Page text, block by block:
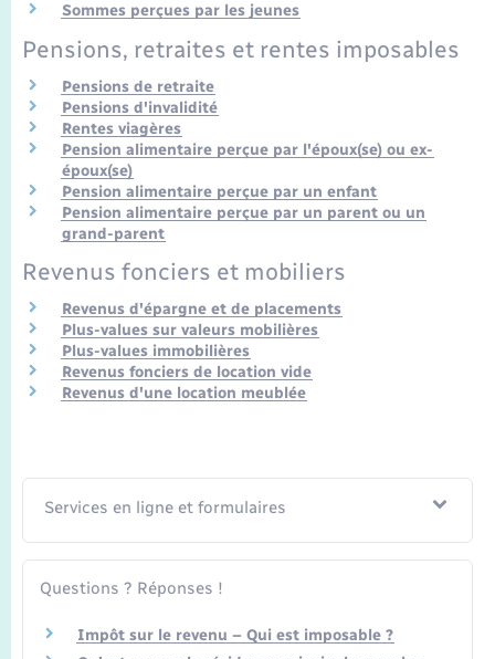
Sommes perçues par les jeunes
Pensions, retraites et rentes imposables
Pensions de retraite
Pensions d'invalidité
Rentes viagères
Pension alimentaire perçue par l'époux(se) ou ex-
époux(se)
Pension alimentaire perçue par un enfant
Pension alimentaire perçue par un parent ou un
grand-parent
Revenus fonciers et mobiliers
Revenus d'épargne et de placements
Plus-values sur valeurs mobilières
Plus-values immobilières
Revenus fonciers de location vide
Revenus d'une location meublée
Services en ligne et formulaires
Questions ? Réponses !
Impôt sur le revenu – Qui est imposable ?